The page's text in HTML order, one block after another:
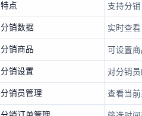
特点 支持分
分销数据 实时查
分销商品 可设置
分销设置 对分销
分销员管理 查看当